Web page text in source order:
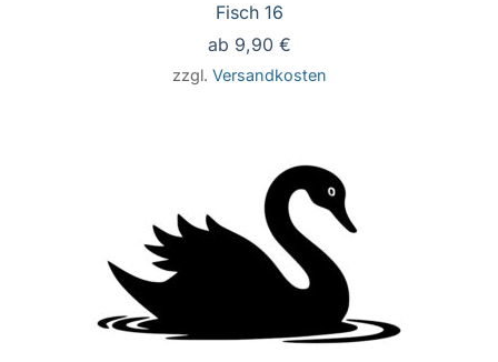
Fisch 16
ab 9,90 €
zzgl. Versandkosten